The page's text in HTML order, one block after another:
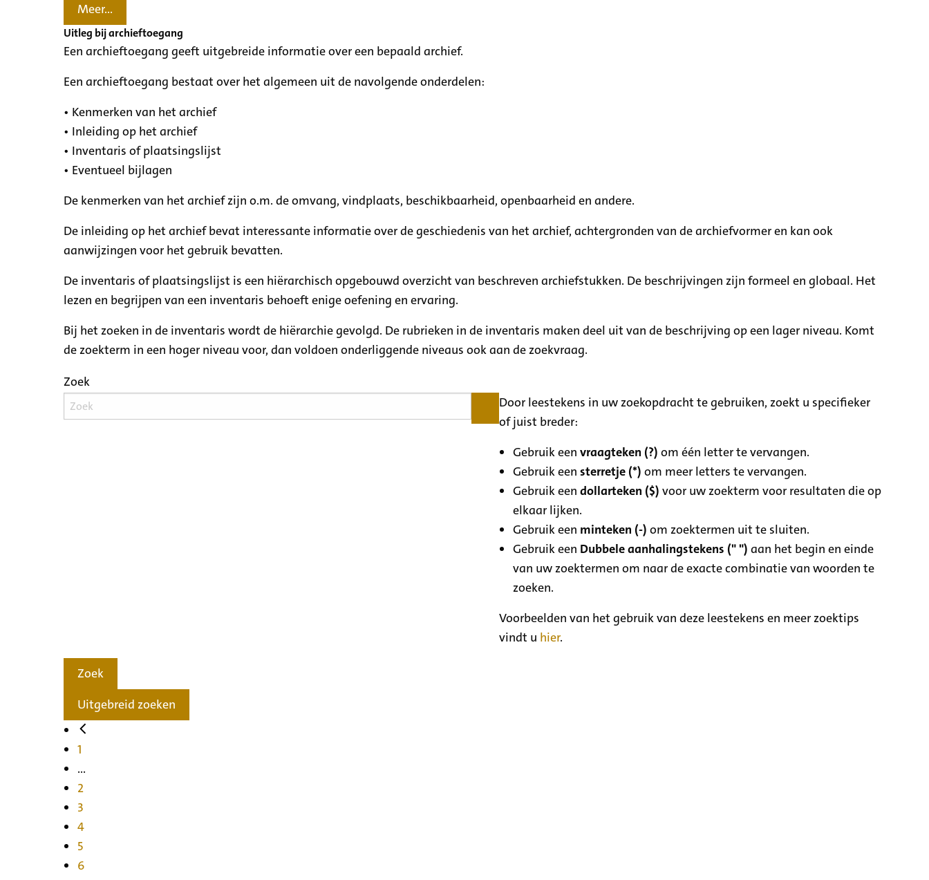
Meer...
Uitleg bij archieftoegang
Een archieftoegang geeft uitgebreide informatie over een bepaald archief.
Een archieftoegang bestaat over het algemeen uit de navolgende onderdelen:
• Kenmerken van het archief
• Inleiding op het archief
• Inventaris of plaatsingslijst
• Eventueel bijlagen
De kenmerken van het archief zijn o.m. de omvang, vindplaats, beschikbaarheid, openbaarheid en andere.
De inleiding op het archief bevat interessante informatie over de geschiedenis van het archief, achtergronden van de archiefvormer en kan ook
aanwijzingen voor het gebruik bevatten.
De inventaris of plaatsingslijst is een hiërarchisch opgebouwd overzicht van beschreven archiefstukken. De beschrijvingen zijn formeel en globaal. Het
lezen en begrijpen van een inventaris behoeft enige oefening en ervaring.
Bij het zoeken in de inventaris wordt de hiërarchie gevolgd. De rubrieken in de inventaris maken deel uit van de beschrijving op een lager niveau. Komt
de zoekterm in een hoger niveau voor, dan voldoen onderliggende niveaus ook aan de zoekvraag.
Zoek
Door leestekens in uw zoekopdracht te gebruiken, zoekt u specifieker
of juist breder:
Gebruik eenvraagteken (?) om één letter te vervangen.
Gebruik eensterretje (*) om meer letters te vervangen.
Gebruik eendollarteken ($) voor uw zoekterm voor resultaten die op
elkaar lijken.
Gebruik een minteken (-) om zoektermen uit te sluiten.
Gebruik een Dubbele aanhalingstekens (" ") aan het begin en einde
van uw zoektermen om naar de exacte combinatie van woorden te
zoeken.
Voorbeelden van het gebruik van deze leestekens en meer zoektips
vindt u hier.
Zoek
Uitgebreid zoeken
1
...
2
3
4
5
6